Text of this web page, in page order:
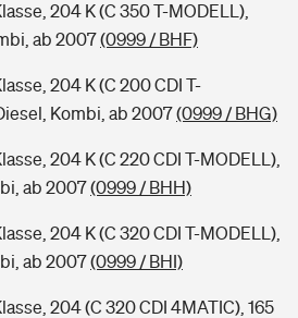
204 K (C 350 T-MODELL),
ab 2007(0999 / BHF)
204 K (C 200 CDI T-
Kombi, ab 2007(0999 / BHG)
204 K (C 220 CDI T-MODELL),
ab 2007(0999 / BHH)
204 K (C 320 CDI T-MODELL),
ab 2007(0999 / BHI)
204 (C 320 CDI 4MATIC), 165